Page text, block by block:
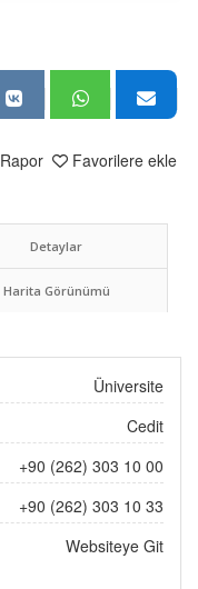
Favorilere ekle
Rapor
Detaylar
Harita Görünümü
Üniversite
Cedit
+90 (262) 303 10 00
+90 (262) 303 10 33
Websiteye Git